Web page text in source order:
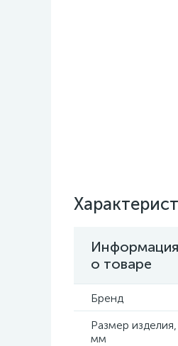
Информация
о товаре
Бренд
Размер изделия,
мм